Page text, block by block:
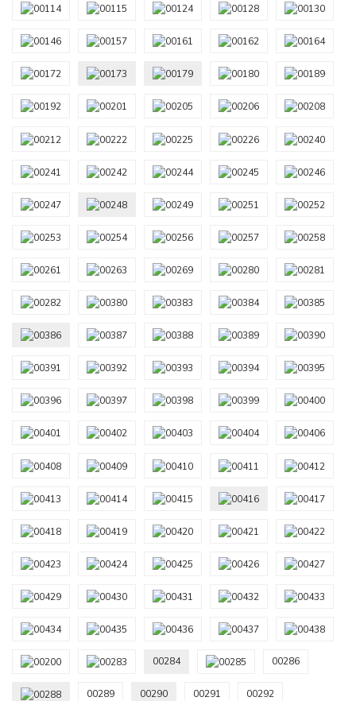
00284 00286
00289 00290 00291 00292